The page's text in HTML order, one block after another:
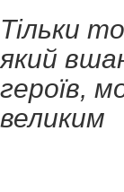
Тільки
який
героїв,
великим